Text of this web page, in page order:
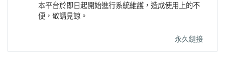
本平台於即日起開始進行系統維護，造成使用上的不
便，敬請見諒。
永久鏈接